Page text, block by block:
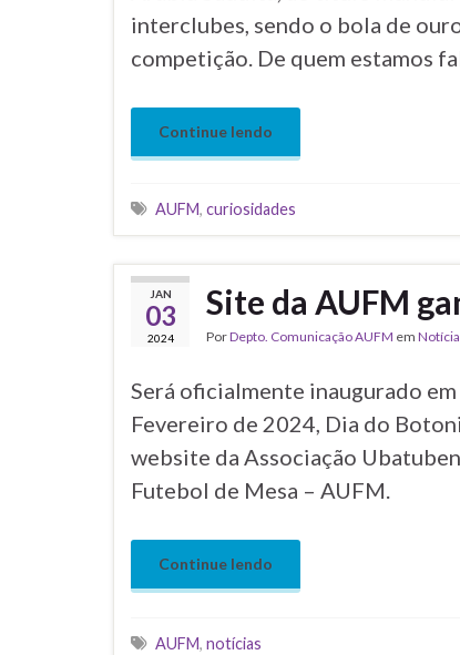
interclubes, sendo o bola de
competição. De quem estamos
Continue lendo
Tags
AUFM, curiosidades
JAN
03
2024
Site da AUFM
PorDepto. Comunicação AUFM em
Será oficialmente inaugurado
Fevereiro de 2024, Dia do
website da Associação
Futebol de Mesa – AUFM.
Continue lendo
Tags
AUFM, notícias